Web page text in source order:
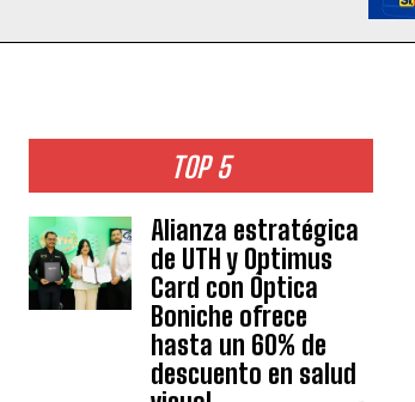
TOP 5
Alianza estratégica
de UTH y Optimus
Card con Óptica
Boniche ofrece
hasta un 60% de
descuento en salud